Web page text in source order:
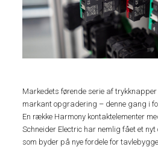
Markedets førende serie af
markant opgradering – denne gang i
En række Harmony kontaktelementer
Schneider Electric har nemlig fået et
som byder på nye fordele for